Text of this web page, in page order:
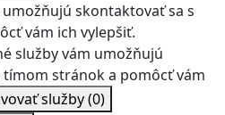
skontaktovať sa s
vám ich vylepšiť.
služby vám umožňujú
stránok a pomôcť vám
služby(0)